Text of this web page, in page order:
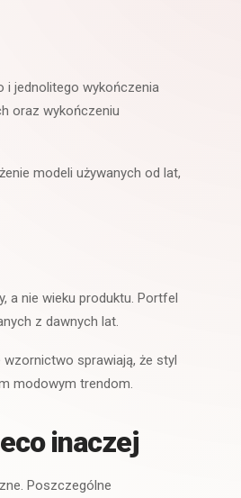
i jednolitego wykończenia
oraz wykończeniu
modeli używanych od lat,
a nie wieku produktu. Portfel
z dawnych lat.
sprawiają, że styl
modowym trendom.
inaczej
Poszczególne